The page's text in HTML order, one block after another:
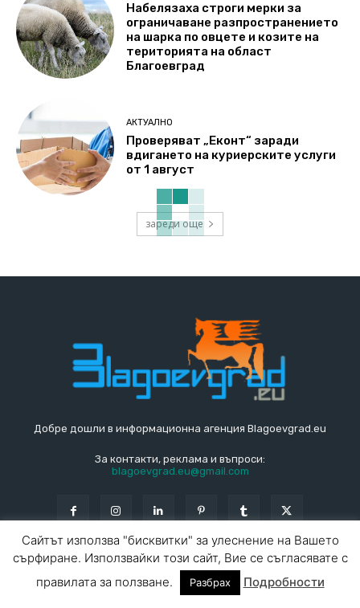
Набелязаха строги мерки за
ограничаване разпространението
на шарка по овцете и козите на
територията на област
Благоевград
АКТУАЛНО
Проверяват „Еконт“ заради
вдигането на куриерските услуги
от 1 август
зареди още
Добре дошли в информационна агенция Blagoevgrad.eu
За контакти, реклама и въпроси:
blagoevgrad.eu@gmail.com
© Blagoevgrad.EU 2010 - 2026 Общи условия |
СПРАВОЧНИК
Сайтът използва "бисквитки" за улеснение на Вашето
сърфиране. Използвайки този сайт, Вие се съгласявате с
правилата за ползване.
Разбрах Подробности